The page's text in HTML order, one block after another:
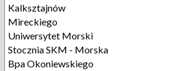
Kalksztajnów
Mireckiego
Uniwersytet Morski
Stocznia SKM - Morska
Bpa Okoniewskiego